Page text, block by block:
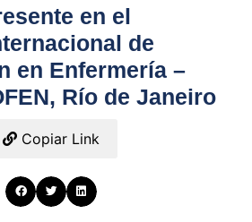
en el
de
en Enfermería –
Río de Janeiro
Copiar Link